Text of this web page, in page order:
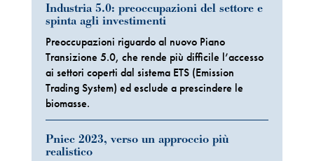
Industria 5.0: preoccupazioni del settore e
spinta agli investimenti
Preoccupazioni riguardo al nuovo Piano
Transizione 5.0, che rende più difficile l’accesso
ai settori coperti dal sistema ETS (Emission
Trading System) ed esclude a prescindere le
biomasse.
Pniec 2023, verso un approccio più
realistico